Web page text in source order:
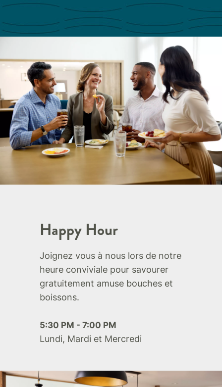
Happy Hour
Joignez vous à nous lors de notre
heure conviviale pour savourer
gratuitement amuse bouches et
boissons.
5:30 PM - 7:00 PM
Lundi, Mardi et Mercredi